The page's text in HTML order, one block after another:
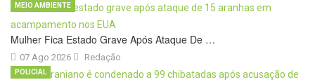
Mulher Fica Estado Grave Após Ataque De …
07 Ago 2026
MEIO AMBIENTE
Redação
POLICIAL